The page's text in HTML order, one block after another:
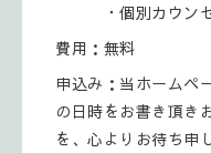
・個別カウ
費用：無料
申込み：当ホームペ
の日時をお書き頂き
を、心よりお待ち申